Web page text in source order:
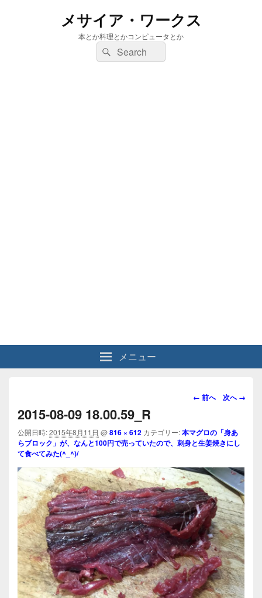
メサイア・ワークス
本とか料理とかコンピュータとか
検
索:
検
索
メニュー
画
ビ
ゲ
シ
ョ
ン
← 前へ 次へ →
2015-08-09 18.00.59_R
公開日時:2015年8月11日 @816 × 612 カテゴリー:本マグロの「身あ
らブロック」が、なんと100円で売っていたので、刺身と生姜焼きにし
て食べてみた(^_^)/